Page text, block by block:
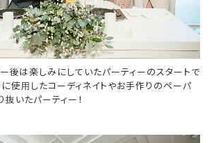
後は楽しみにしていたパーティーのスタートで
使用したコーディネイトやお手作りのペーパ
抜いたパーティー！